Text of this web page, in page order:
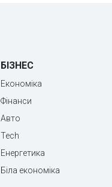
БІЗНЕС
Економіка
Фінанси
Авто
Tech
Енергетика
Біла економіка